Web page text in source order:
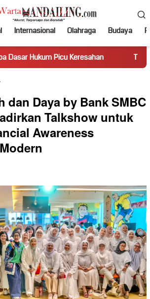
Internasional Olahraga Budaya
Picu Keresahan Truk Miring Hambat
dan Daya by Bank SMBC
Talkshow untuk
Awareness